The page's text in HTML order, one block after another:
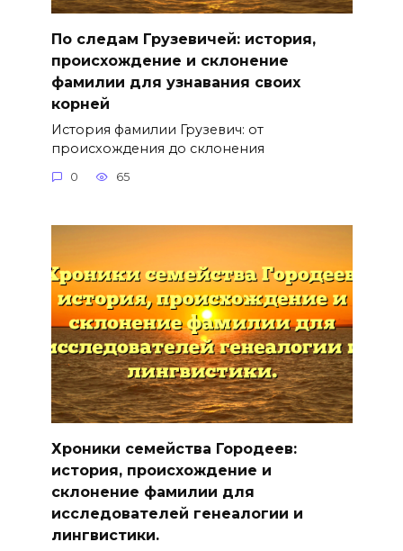
По следам Грузевичей: история,
происхождение и склонение
фамилии для узнавания своих
корней
История фамилии Грузевич: от
происхождения до склонения
0 65
Хроники семейства Городеев:
история, происхождение и
склонение фамилии для
исследователей генеалогии и
лингвистики.